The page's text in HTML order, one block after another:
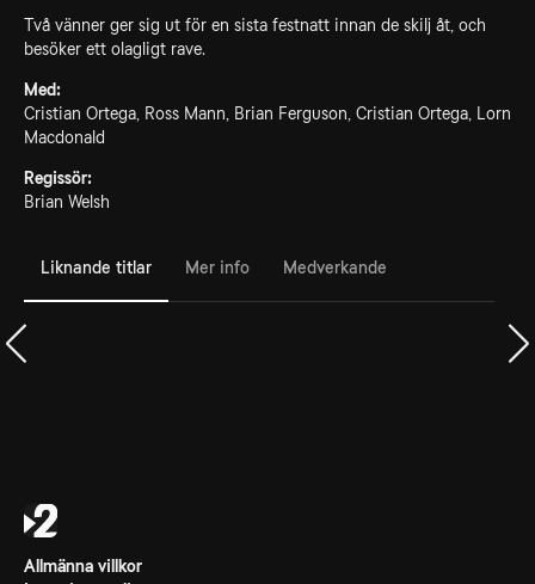
Två vänner ger sig ut för en sista festnatt innan de skilj åt, och
besöker ett olagligt rave.
Med:
Cristian Ortega, Ross Mann, Brian Ferguson, Cristian Ortega, Lorn
Macdonald
Regissör:
Brian Welsh
Liknande titlar Mer info Medverkande
Allmänna villkor